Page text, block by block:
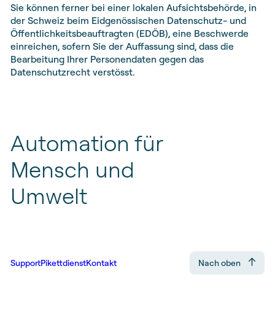
Sie können ferner bei einer lokalen Aufsichtsbehörde, in
der Schweiz beim Eidgenössischen Datenschutz- und
Öffentlichkeitsbeauftragten (EDÖB), eine Beschwerde
einreichen, sofern Sie der Auffassung sind, dass die
Bearbeitung Ihrer Personendaten gegen das
Datenschutzrecht verstösst.
Automation für
Mensch und
Umwelt
SupportPikettdienstKontakt Nach oben